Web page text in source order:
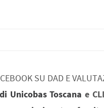
SU DAD E
Unicobas Toscana e